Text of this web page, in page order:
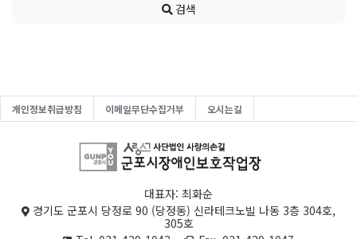
검색
개인정보취급방침 이메일무단수집거부 오시는길
대표자: 최화순
경기도 군포시 당정로 90 (당정동) 신라테크노빌 나동 3층 304호,
305호